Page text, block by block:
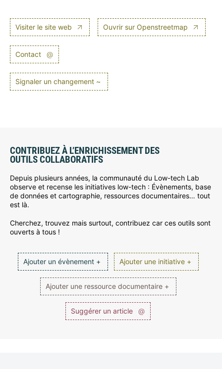
Visiter le site web Ouvrir sur Openstreetmap
Contact @
Signaler un changement ~
CONTRIBUEZ À L’ENRICHISSEMENT DES
OUTILS COLLABORATIFS
Depuis plusieurs années, la communauté du Low-tech Lab
observe et recense les initiatives low-tech : Évènements, base
de données et cartographie, ressources documentaires… tout
est là.
Cherchez, trouvez mais surtout, contribuez car ces outils sont
ouverts à tous !
Ajouter un évènement + Ajouter une initiative +
Ajouter une ressource documentaire +
Suggérer un article @